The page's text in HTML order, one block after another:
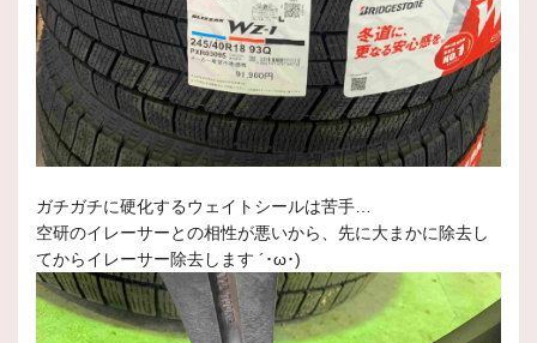
ガチガチに硬化するウェイトシールは苦手…
空研のイレーサーとの相性が悪いから、先に大まかに除去し
てからイレーサー除去します ´･ω･)